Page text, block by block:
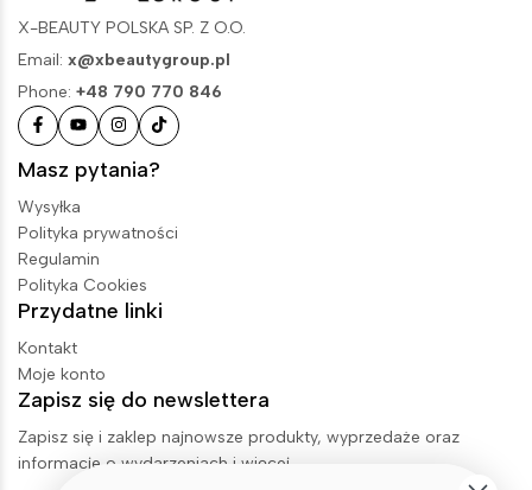
X-BEAUTY POLSKA SP. Z O.O.
Email: x@xbeautygroup.pl
Phone: +48 790 770 846
Masz pytania?
Wysyłka
Polityka prywatności
Regulamin
Polityka Cookies
Przydatne linki
Kontakt
Moje konto
Zapisz się do newslettera
Zapisz się i zaklep najnowsze produkty, wyprzedaże oraz
informacje o wydarzeniach i więcej.